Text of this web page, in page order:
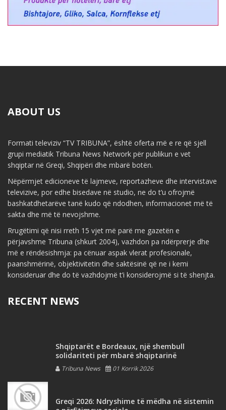
ABOUT US
Formati televiziv “TV TRIBUNA”, është oferta më e re që sjell
grupi mediatik Tribuna News Network për publikun e vet
shqiptar në Greqi, Shqipëri dhe mbarë botën.
Nëpërmjet edicioneve të lajmeve, reportazheve dhe intervistave
televizive, por edhe bisedave në studio, ne do t’u ofrojmë
bashkatdhetarëve tanë kudo që ndodhen, informacionet më të
sakta dhe më të nevojshme.
Rrugëtimi që nisi rreth 15 vjet më parë me gazetën e
përjavshme Tribuna (shkurt 2004), vazhdon pa ndërprerje dhe
më e rëndësishmja: pa cënuar aspak vlerat profesionale,
paanshmërinë, objektivitetin dhe saktësinë që ne i kemi
konsideruar dhe do të vazhdojmë t’i konsiderojmë si të shenjta.
RECENT NEWS
Shqiptarët e Bordeaux, një shembull
solidariteti për mbarë shqiptarinë
Tribuna News 01 Korrik 2026
Greqi 2026: Ndryshime të mëdha në sistemin